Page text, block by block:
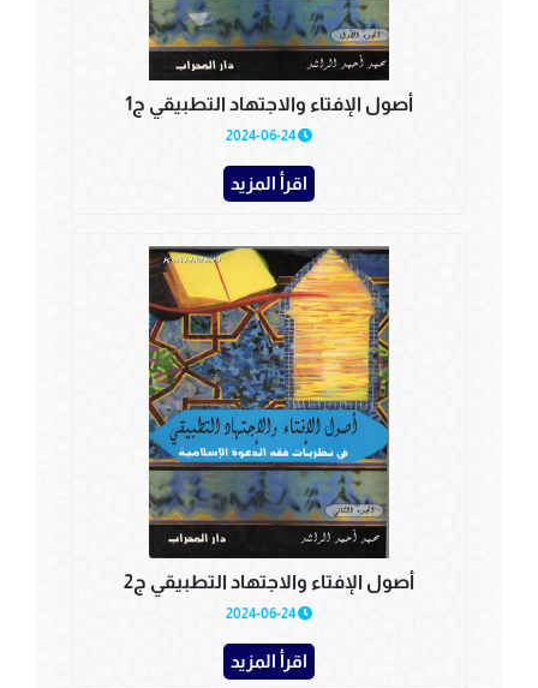
أصول الإفتاء والاجتهاد التطبيقي ج1
2024-06-24
اقرأ المزيد
أصول الإفتاء والاجتهاد التطبيقي ج2
2024-06-24
اقرأ المزيد